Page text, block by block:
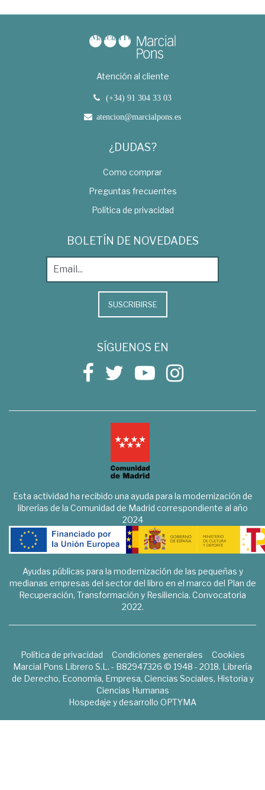
Atención al cliente
(+34) 91 304 33 03
atencion@marcialpons.es
¿DUDAS?
Como comprar
Preguntas frecuentes
Política de privacidad
BOLETÍN DE NOVEDADES
SUSCRIBIRSE
SÍGUENOS EN
Esta actividad ha recibido una ayuda para la modernización de
librerías de la Comunidad de Madrid correspondiente al año
2024
Ayudas públicas para la modernización de las pequeñas y
medianas empresas del sector del libro en el marco del Plan de
Recuperación, Transformación y Resiliencia. Convocatoria
2022.
Política de privacidad Condiciones generales
Cookies
Marcial Pons Librero S.L. - B82947326 © 1948 - 2018. Librería
de Derecho, Economía, Empresa, Ciencias Sociales, Historia y
Ciencias Humanas
Hospedaje y desarrollo OPTYMA